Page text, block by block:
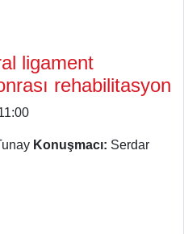
ligament
rehabilitasyon
Konuşmacı: Serdar